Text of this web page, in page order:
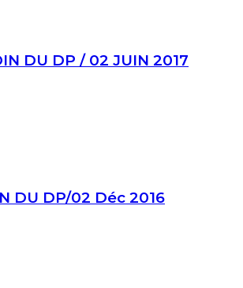
DU DP / 02 JUIN 2017
DU DP/02 Déc 2016